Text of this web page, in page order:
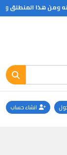
هذا المنطلق
انشاء حساب